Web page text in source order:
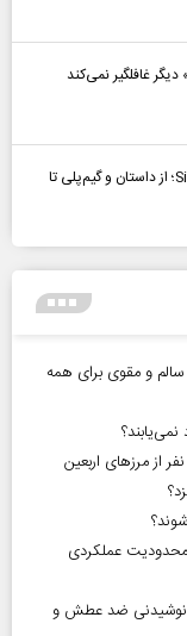
غافلگیر نمی‌کند
بررسی بازی Silent Hill: Townfall؛ از داستان و گیم‌پلی تا
۳۰ صبحانه سریع، سالم و مقوی برای همه
نمی‌یابند؟
۱۰.۵ میلیون نفر با محدودیت عملکردی
نوشیدنی ضد عطش و